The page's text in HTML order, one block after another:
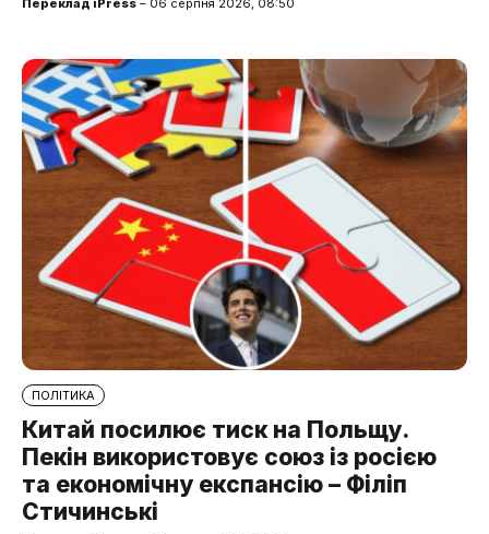
Переклад iPress – 06 серпня 2026, 08:50
ПОЛІТИКА
Китай посилює тиск на Польщу.
Пекін використовує союз із росією
та економічну експансію – Філіп
Стичинські